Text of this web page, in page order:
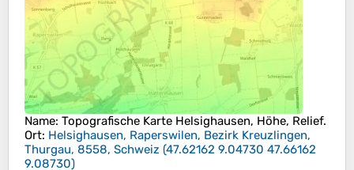
Name: Topografische Karte Helsighausen, Höhe, Relief.
Ort: Helsighausen, Raperswilen, Bezirk Kreuzlingen,
Thurgau, 8558, Schweiz (47.62162 9.04730 47.66162
9.08730)